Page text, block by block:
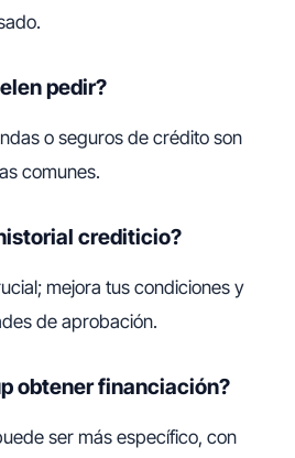
pedir?
o seguros de crédito son
comunes.
crediticio?
mejora tus condiciones y
de aprobación.
obtener financiación?
ser más específico, con